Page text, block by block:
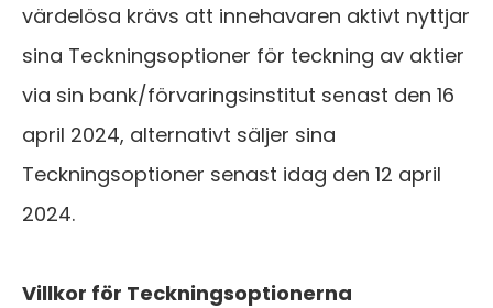
värdelösa krävs att innehavaren aktivt nyttjar
sina Teckningsoptioner för teckning av aktier
via sin bank/förvaringsinstitut senast den 16
april 2024, alternativt säljer sina
Teckningsoptioner senast idag den 12 april
2024.
Villkor för Teckningsoptionerna